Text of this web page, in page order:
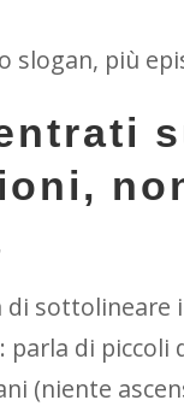
slogan, più
di sottolineare
parla di piccoli
(niente